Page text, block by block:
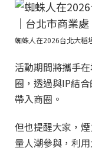
蜘蛛人在2026台北大稻
活動期間將攜手
圈，透過與IP結
帶入商圈。
但也提醒大家，
量人潮參與，利